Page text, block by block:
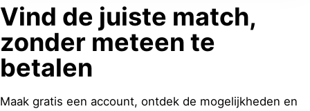
Vind de juiste match,
zonder meteen te
betalen
Maak gratis een account, ontdek de mogelijkheden en